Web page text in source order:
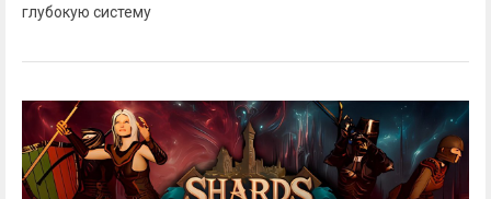
глубокую систему